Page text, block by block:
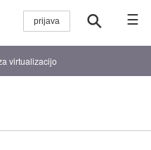
☰
virtualizacijo